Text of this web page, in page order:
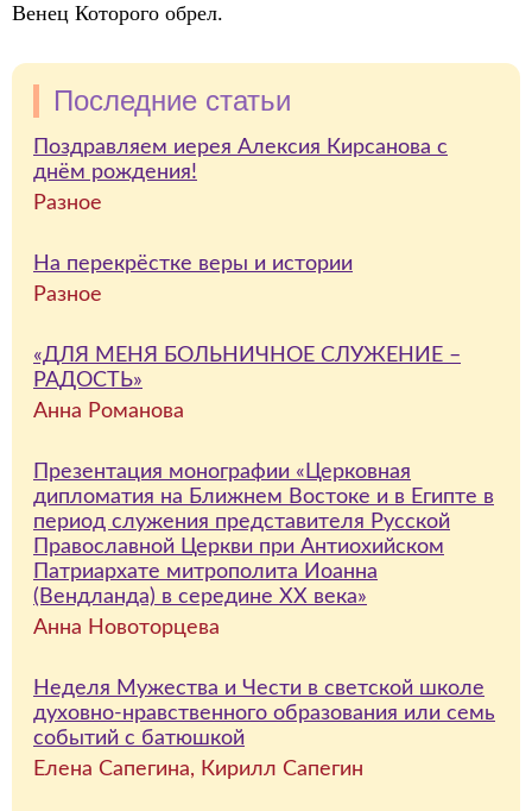
Венец Которого обрел.
Последние статьи
Поздравляем иерея Алексия Кирсанова с
днём рождения!
Разное
На перекрёстке веры и истории
Разное
«ДЛЯ МЕНЯ БОЛЬНИЧНОЕ СЛУЖЕНИЕ –
РАДОСТЬ»
Анна Романова
Презентация монографии «Церковная
дипломатия на Ближнем Востоке и в Египте в
период служения представителя Русской
Православной Церкви при Антиохийском
Патриархате митрополита Иоанна
(Вендланда) в середине ХХ века»
Анна Новоторцева
Неделя Мужества и Чести в светской школе
духовно-нравственного образования или семь
событий с батюшкой
Елена Сапегина, Кирилл Сапегин